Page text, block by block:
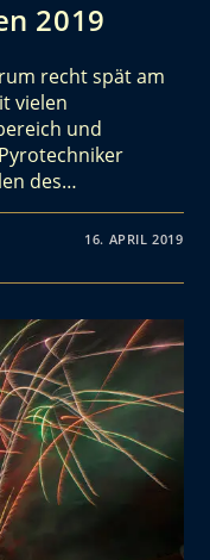
2019
recht spät am
vielen
und
des…
16. APRIL 2019